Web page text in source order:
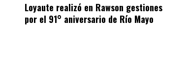
Loyaute realizó en Rawson gestiones
por el 91° aniversario de Río Mayo